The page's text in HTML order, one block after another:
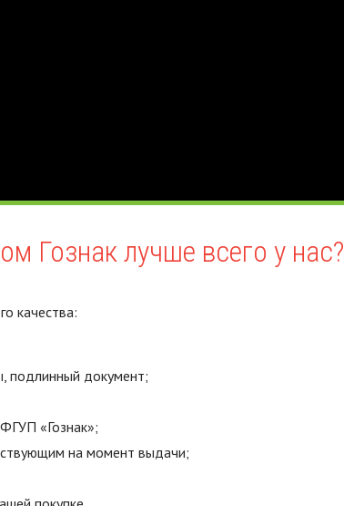
Гознак лучше всего у нас?
качества:
подлинный документ;
«Гознак»;
на момент выдачи;